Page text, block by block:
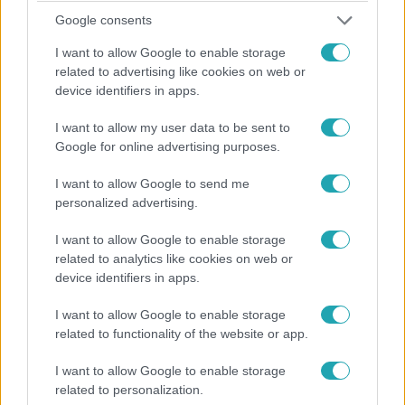
Google consents
I want to allow Google to enable storage
related to advertising like cookies on web or
device identifiers in apps.
I want to allow my user data to be sent to
Google for online advertising purposes.
I want to allow Google to send me
personalized advertising.
I want to allow Google to enable storage
related to analytics like cookies on web or
device identifiers in apps.
I want to allow Google to enable storage
related to functionality of the website or app.
I want to allow Google to enable storage
related to personalization.
Juli és Ivett csak egy kis bikinis magányra vágytak
- nem jártak sikerrel
sütkéreztek a pajkaszegi réten, és élvezték a napsütést,
amikor váratlanul megzörrent előttük a bozót…